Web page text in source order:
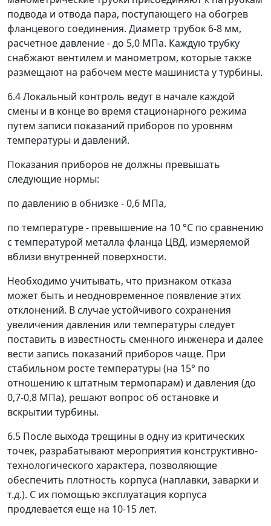
подвода и отвода пара, поступающего на обогрев
фланцевого соединения. Диаметр трубок 6-8 мм,
расчетное давление - до 5,0 МПа. Каждую трубку
снабжают вентилем и манометром, которые также
размещают на рабочем месте машиниста у турбины.
6.4 Локальный контроль ведут в начале каждой
смены и в конце во время стационарного режима
путем записи показаний приборов по уровням
температуры и давлений.
Показания приборов не должны превышать
следующие нормы:
по давлению в обнизке - 0,6 МПа,
по температуре - превышение на 10 °C по сравнению
с температурой металла фланца ЦВД, измеряемой
вблизи внутренней поверхности.
Необходимо учитывать, что признаком отказа
может быть и неодновременное появление этих
отклонений. В случае устойчивого сохранения
увеличения давления или температуры следует
поставить в известность сменного инженера и далее
вести запись показаний приборов чаще. При
стабильном росте температуры (на 15° по
отношению к штатным термопарам) и давления (до
0,7-0,8 МПа), решают вопрос об остановке и
вскрытии турбины.
6.5 После выхода трещины в одну из критических
точек, разрабатывают мероприятия конструктивно-
технологического характера, позволяющие
обеспечить плотность корпуса (наплавки, заварки и
т.д.). С их помощью эксплуатация корпуса
продлевается еще на 10-15 лет.